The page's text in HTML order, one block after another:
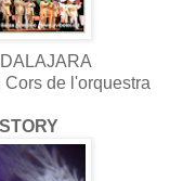
de l'orquestra